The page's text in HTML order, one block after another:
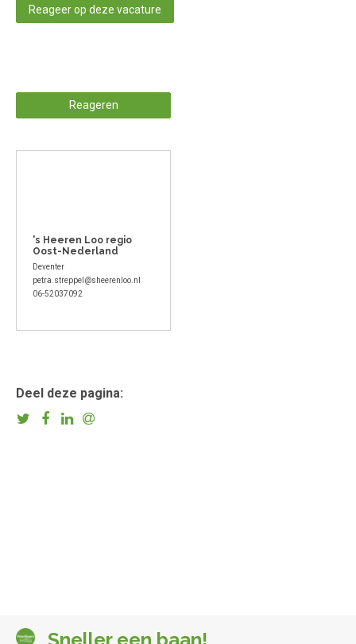
Reageer op deze vacature
Reageren
's Heeren Loo regio
Oost-Nederland
Deventer
petra.streppel@sheerenloo.nl
06-52037092
Deel deze pagina: